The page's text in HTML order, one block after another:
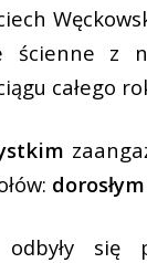
ścienne z
całego
się